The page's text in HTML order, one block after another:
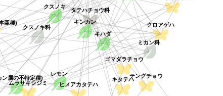
クスノキ科
クスノキ
タテハチョウ科
ゴマダラチョウ
テングチョウ
ミカン科
キハダ
キンカン
ン属の不特定種)
亜種)
レモン
クロアゲハ
キタテハ
ヒメアカタテハ
ムラサキシジミ